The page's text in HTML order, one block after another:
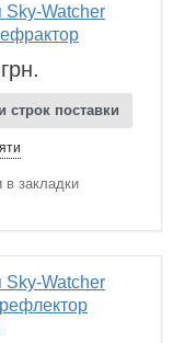
Sky-Watcher
строк поставки
в закладки
Sky-Watcher